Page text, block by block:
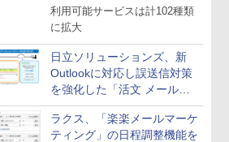
のサービスと連携開始
利用可能サービスは計102種類
に拡大
日立ソリューションズ、新
Outlookに対応し誤送信対策
を強化した「活文 メール誤
送信防止アドインサービス」
を提供
ラクス、「楽楽メールマーケ
ティング」の日程調整機能を